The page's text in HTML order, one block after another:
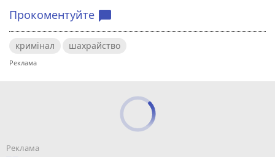
Прокоментуйте chat_bubble
кримінал шахрайство